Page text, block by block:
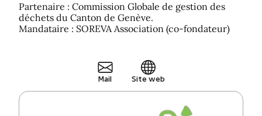
Partenaire : Commission Globale de gestion des
déchets du Canton de Genève.
Mandataire : SOREVA Association (co-fondateur)
Mail Site web